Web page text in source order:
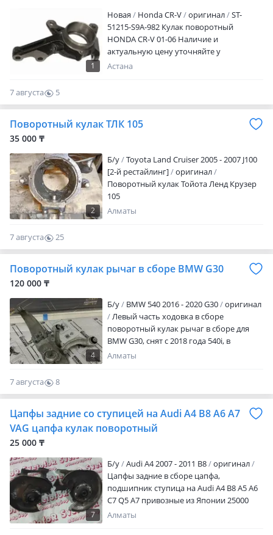
1
Новая Honda CR-V оригинал
ST-
51215-S9A-982 Кулак поворотный
HONDA CR-V 01-06 Наличие и
актуальную цену уточняйте у
менеджера
Астана
7 августа
5
0
Поворотный кулак ТЛК 105
35 000 ₸
2
Б/y
Toyota Land Cruiser 2005 - 2007 J100
[2-й рестайлинг]
оригинал
Поворотный кулак Тойота Ленд Крузер
105
Алматы
7 августа
25
0
Поворотный кулак рычаг в сборе BMW G30
120 000 ₸
4
Б/y BMW 540 2016 - 2020 G30
оригинал
Левый часть ходовка в сборе
поворотный кулак рычаг в сборе для
BMW G30, снят с 2018 года 540i, в
хорошем состоянии
Алматы
7 августа
8
0
Цапфы задние со ступицей на Audi A4 B8 A6 A7
VAG цапфа кулак поворотный
25 000 ₸
7
Б/y Audi A4 2007 - 2011 B8
оригинал
Цапфы задние в сборе цапфа,
подшипник ступица на Audi A4 B8 A5 A6
C7 Q5 A7 привозные из Японии 25000
тенге 1 цапфа
Алматы